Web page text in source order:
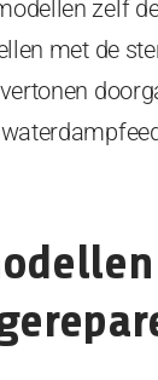
zelf
met de